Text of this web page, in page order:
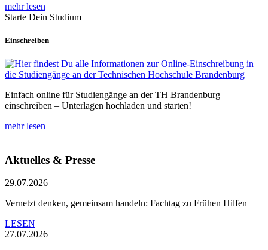
mehr lesen
Starte Dein Studium
Einschreiben
Einfach online für Studiengänge an der TH Brandenburg
einschreiben – Unterlagen hochladen und starten!
mehr lesen
Aktuelles & Presse
29.07.2026
Vernetzt denken, gemeinsam handeln: Fachtag zu Frühen Hilfen
LESEN
27.07.2026